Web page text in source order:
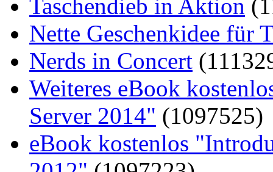
Taschendieb in Aktion
Nette Geschenkidee für
Nerds in Concert
Weiteres eBook
Server 2014" (1097525)
eBook kostenlos